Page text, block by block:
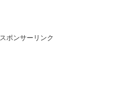
スポンサーリンク